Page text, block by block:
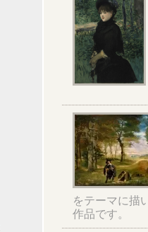
をテーマに描
作品です。